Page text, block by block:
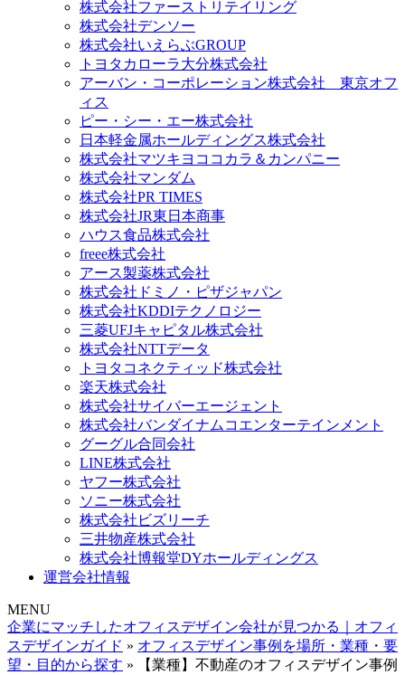
株式会社ファーストリテイリング
株式会社デンソー
株式会社いえらぶGROUP
トヨタカローラ大分株式会社
アーバン・コーポレーション株式会社 東京オフ
ィス
ピー・シー・エー株式会社
日本軽金属ホールディングス株式会社
株式会社マツキヨココカラ＆カンパニー
株式会社マンダム
株式会社PR TIMES
株式会社JR東日本商事
ハウス食品株式会社
freee株式会社
アース製薬株式会社
株式会社ドミノ・ピザジャパン
株式会社KDDIテクノロジー
三菱UFJキャピタル株式会社
株式会社NTTデータ
トヨタコネクティッド株式会社
楽天株式会社
株式会社サイバーエージェント
株式会社バンダイナムコエンターテインメント
グーグル合同会社
LINE株式会社
ヤフー株式会社
ソニー株式会社
株式会社ビズリーチ
三井物産株式会社
株式会社博報堂DYホールディングス
運営会社情報
MENU
企業にマッチしたオフィスデザイン会社が見つかる｜オフィ
スデザインガイド » オフィスデザイン事例を場所・業種・要
望・目的から探す » 【業種】不動産のオフィスデザイン事例